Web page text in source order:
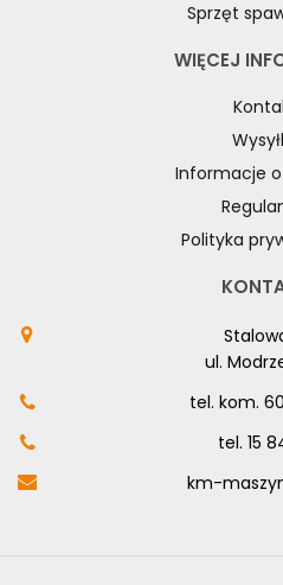
Sprzęt
WIĘCEJ
Informacje
Polityka
ul.
tel. kom.
tel. 15
km-